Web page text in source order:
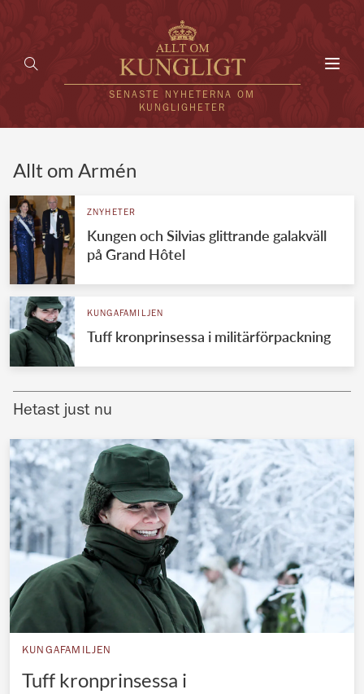
SENASTE NYHETERNA OM
KUNGLIGHETER
UTLÄNDSKT
VÄRLDENS KUNGAHUS
Svenska kungahuset
Norska kungahuset
Spanska kungahuset
Nederländska kungahuset
Belgiska kungahuset
Jordanska kungahuset
Luxemburgska storhertighuset
Japanska kejsarhuset
Thailändska kungahuset
Monacos furstehus
REDAKTION
Allt om Armén
ZNYHETER
Kungen och Silvias glittrande galakväll
på Grand Hôtel
KUNGAFAMILJEN
Tuff kronprinsessa i militärförpackning
Hetast just nu
KUNGAFAMILJEN
Tuff kronprinsessa i